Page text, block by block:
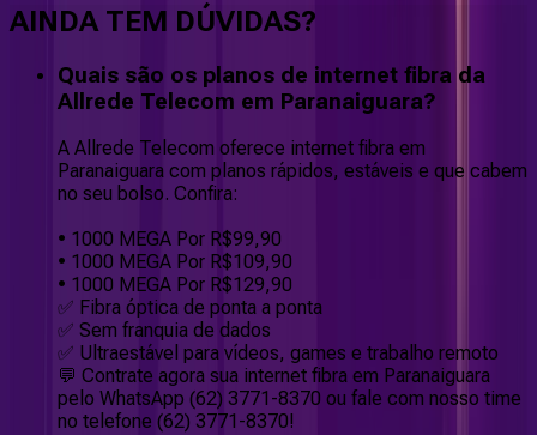
AINDA TEM DÚVIDAS?
Quais são os planos de internet fibra da
Allrede Telecom em Paranaiguara?
A Allrede Telecom oferece internet fibra em
Paranaiguara com planos rápidos, estáveis e que cabem
no seu bolso. Confira:
• 1000 MEGA Por R$99,90
• 1000 MEGA Por R$109,90
• 1000 MEGA Por R$129,90
✅ Fibra óptica de ponta a ponta
✅ Sem franquia de dados
✅ Ultraestável para vídeos, games e trabalho remoto
💬 Contrate agora sua internet fibra em Paranaiguara
pelo WhatsApp (62) 3771-8370 ou fale com nosso time
no telefone (62) 3771-8370!